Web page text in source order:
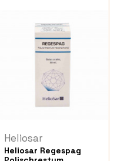
Heliosar
Heliosar Regespag